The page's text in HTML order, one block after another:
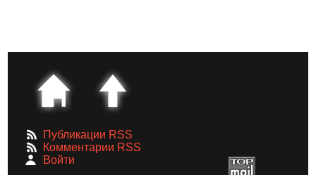
Публикации RSS
Комментарии RSS
Войти